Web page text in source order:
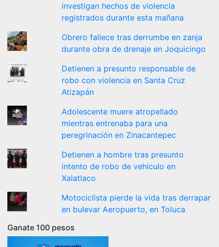
investigan hechos de violencia
registrados durante esta mañana
Obrero fallece tras derrumbe en zanja
durante obra de drenaje en Joquicingo
Detienen a presunto responsable de
robo con violencia en Santa Cruz
Atizapán
Adolescente muere atropellado
mientras entrenaba para una
peregrinación en Zinacantepec
Detienen a hombre tras presunto
intento de robo de vehículo en
Xalatlaco
Motociclista pierde la vida tras derrapar
en bulevar Aeropuerto, en Toluca
Ganate 100 pesos